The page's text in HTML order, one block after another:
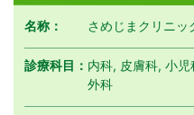
名称： さめじまクリニッ
診療科目： 内科, 皮膚科, 小
外科